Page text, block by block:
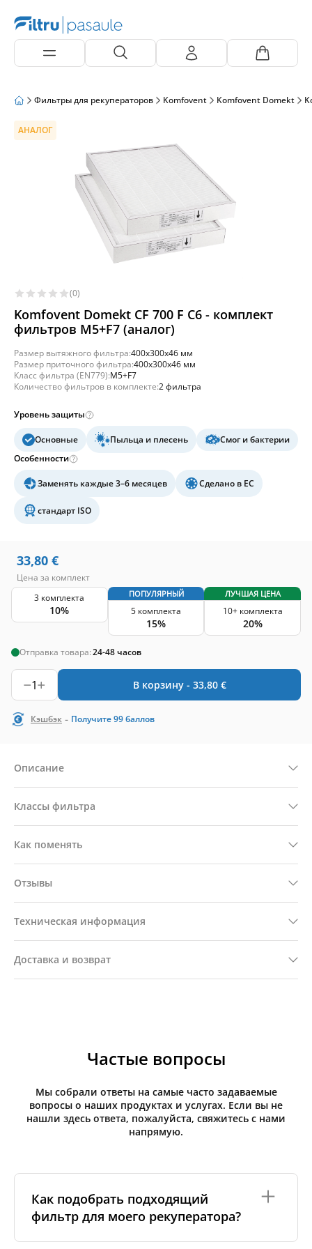
Фильтры для рекуператоров Komfovent Komfovent Domekt
АНАЛОГ
(0)
Komfovent Domekt CF 700 F C6 - комплект
фильтров M5+F7 (аналог)
Размер вытяжного фильтра:400x300x46 мм
Размер приточного фильтра:400x300x46 мм
Класс фильтра (EN779):M5+F7
Количество фильтров в комплекте:2 фильтра
Уровень защиты
Основные Пыльца и плесень
Смог и бактерии
Особенности
Заменять каждые 3–6 месяцев Сделано в ЕС
стандарт ISO
33,80 €
Цена за комплект
3 комплекта
10%
ПОПУЛЯРНЫЙ
5 комплекта
15%
ЛУЧШАЯ ЦЕНА
10+ комплекта
20%
Отправка товара:24-48 часов
1 В корзину - 33,80 €
Кэшбэк - Получите99баллов
Описание
Классы фильтра
Как поменять
Отзывы
Техническая информация
Доставка и возврат
Частые вопросы
Мы собрали ответы на самые часто задаваемые
вопросы о наших продуктах и услугах. Если вы не
нашли здесь ответа, пожалуйста, свяжитесь с нами
напрямую.
Как подобрать подходящий
фильтр для моего рекуператора?